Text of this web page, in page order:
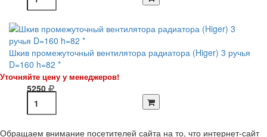
Шкив промежуточный вентилятора радиатора (Higer) 3 ручья
D=160 h=82 *
Уточняйте цену у менеджеров!
5250
Обращаем внимание посетителей сайта на то, что интернет-сайт